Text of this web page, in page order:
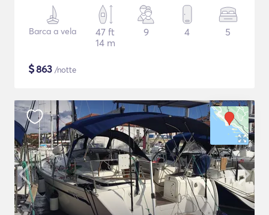
Barca a vela
47 ft
14 m
9 4 5
$863 /notte